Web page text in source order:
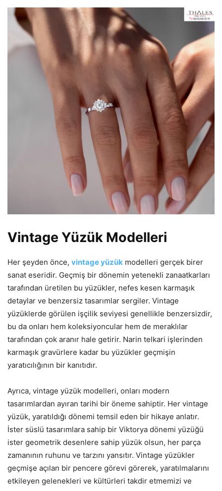
Vintage Yüzük Modelleri
Her şeyden önce, vintage yüzük modelleri gerçek birer
sanat eseridir. Geçmiş bir dönemin yetenekli zanaatkarları
tarafından üretilen bu yüzükler, nefes kesen karmaşık
detaylar ve benzersiz tasarımlar sergiler. Vintage
yüzüklerde görülen işçilik seviyesi genellikle benzersizdir,
bu da onları hem koleksiyoncular hem de meraklılar
tarafından çok aranır hale getirir. Narin telkari işlerinden
karmaşık gravürlere kadar bu yüzükler geçmişin
yaratıcılığının bir kanıtıdır.
Ayrıca, vintage yüzük modelleri, onları modern
tasarımlardan ayıran tarihi bir öneme sahiptir. Her vintage
yüzük, yaratıldığı dönemi temsil eden bir hikaye anlatır.
İster süslü tasarımlara sahip bir Viktorya dönemi yüzüğü
ister geometrik desenlere sahip yüzük olsun, her parça
zamanının ruhunu ve tarzını yansıtır. Vintage yüzükler
geçmişe açılan bir pencere görevi görerek, yaratılmalarını
etkileyen gelenekleri ve kültürleri takdir etmemizi ve